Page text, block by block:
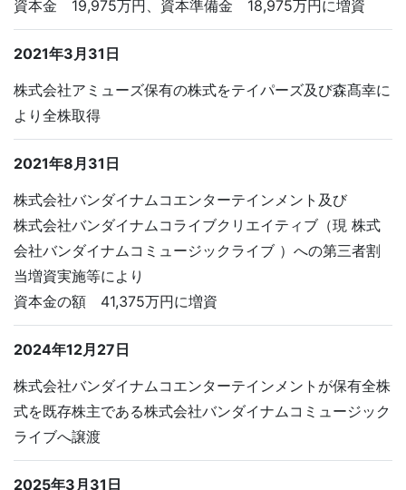
資本金 19,975万円、資本準備金 18,975万円に増資
2021年3月31日
株式会社アミューズ保有の株式をテイパーズ及び森髙幸に
より全株取得
2021年8月31日
株式会社バンダイナムコエンターテインメント及び
株式会社バンダイナムコライブクリエイティブ（現 株式
会社バンダイナムコミュージックライブ ）への第三者割
当増資実施等により
資本金の額 41,375万円に増資
2024年12月27日
株式会社バンダイナムコエンターテインメントが保有全株
式を既存株主である株式会社バンダイナムコミュージック
ライブへ譲渡
2025年3月31日